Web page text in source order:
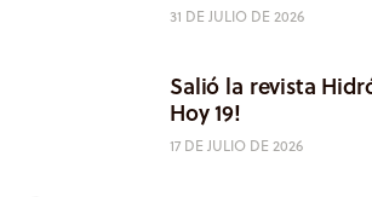
31 DE JULIO DE 2026
Salió la revista
Hoy 19!
17 DE JULIO DE 2026